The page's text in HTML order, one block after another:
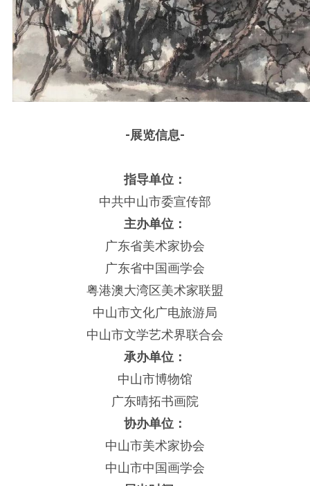
-展览信息-
指导单位：
中共中山市委宣传部
主办单位：
广东省美术家协会
广东省中国画学会
粤港澳大湾区美术家联盟
中山市文化广电旅游局
中山市文学艺术界联合会
承办单位：
中山市博物馆
广东晴拓书画院
协办单位：
中山市美术家协会
中山市中国画学会